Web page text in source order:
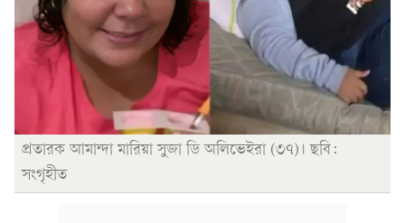
প্রতারক আমান্দা মারিয়া সুজা ডি অলিভেইরা (৩৭)। ছবি:
সংগৃহীত